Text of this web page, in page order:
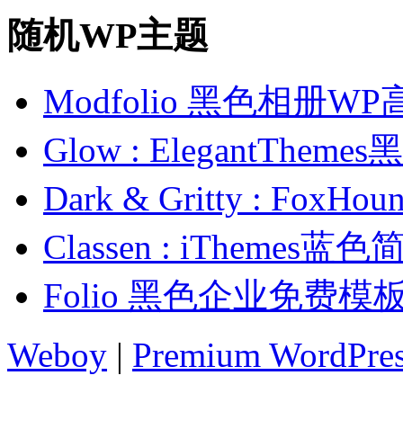
随机WP主题
Modfolio 黑色相册WP
Glow : ElegantThemes
Dark & Gritty :
Classen : iThemes蓝色
Folio 黑色企业免费模
Weboy | Premium